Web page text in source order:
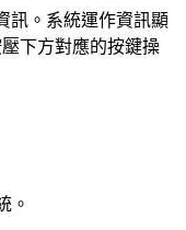
訊。系統運作資訊顯
下方對應的按鍵操
。